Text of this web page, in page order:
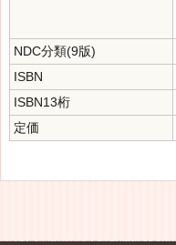
NDC分類(9版)
ISBN
ISBN13桁
定価